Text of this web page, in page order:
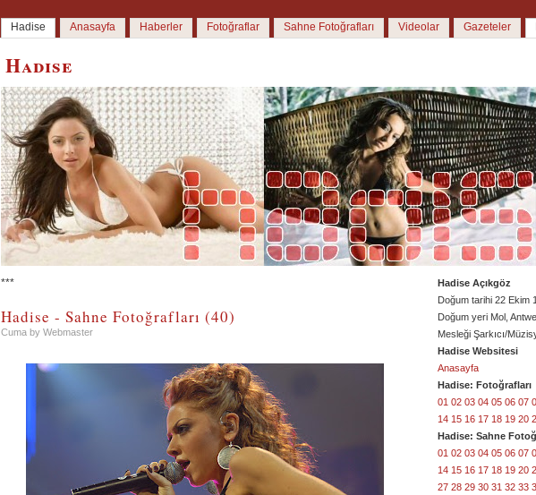
Hadise Anasayfa Haberler Fotoğraflar Sahne Fotoğrafları Videolar Gazeteler
Hadise
***
Hadise - Sahne Fotoğrafları (40)
Cuma by Webmaster
Hadise Açıkgöz
Doğum tarihi 22 Ekim
Doğum yeri Mol,
Mesleği Şarkıcı/
Hadise Websitesi
Anasayfa
Hadise: Fotoğrafları
01 02 03 04 05 06 07
14 15 16 17 18 19 20
Hadise: Sahne
01 02 03 04 05 06 07
14 15 16 17 18 19 20
27 28 29 30 31 32 33